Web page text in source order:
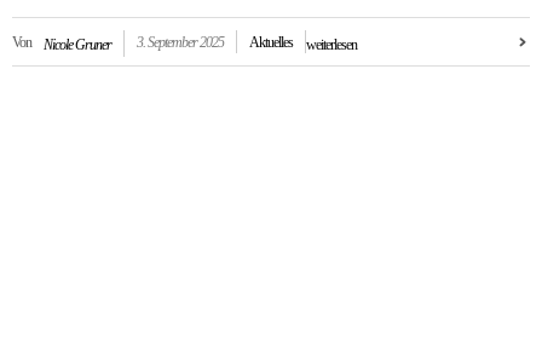
Von Nicole Gruner 3. September 2025 Aktuelles weiterlesen